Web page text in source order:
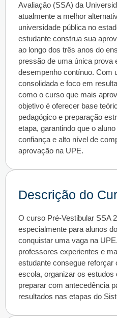
Avaliação (SSA) da
atualmente a melhor
universidade pública no
estudante construa sua
ao longo dos três anos do
pressão de uma única prova
desempenho contínuo. Com
consolidada e foco em
como o curso que mais
objetivo é oferecer base
pedagógico e preparação
etapa, garantindo que o
confiança e alto nível de
aprovação na UPE.
Descrição do
O curso Pré-Vestibular SSA
especialmente para alunos
conquistar uma vaga na
professores experientes e
estudante consegue reforçar
escola, organizar os estudos
preparar com antecedência
resultados nas etapas do